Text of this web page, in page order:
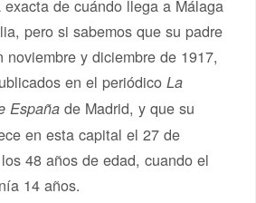
de cuándo llega a Málaga
pero si sabemos que su padre
noviembre y diciembre de 1917,
en el periódicoLa
Españade Madrid, y que su
en esta capital el 27 de
48 años de edad, cuando el
14 años.